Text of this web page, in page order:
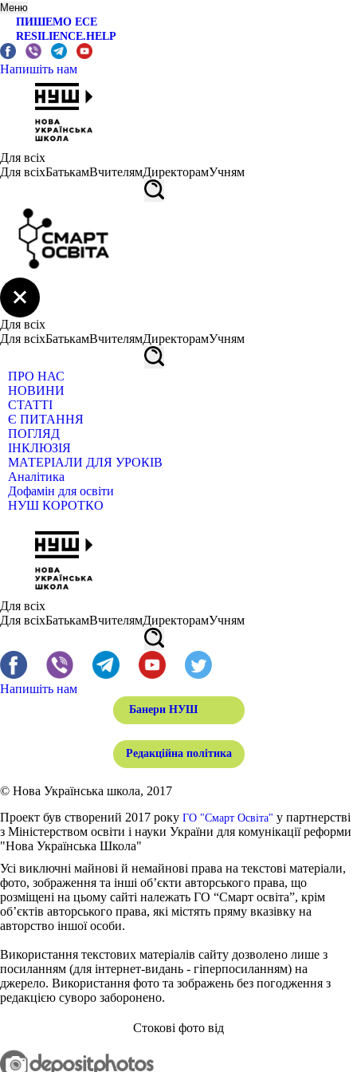
Меню
ПИШЕМО ЕСЕ
RESILIENCE.HELP
Напишіть нам
Для всіх
Для всіхБатькамВчителямДиректорамУчням
Для всіх
Для всіхБатькамВчителямДиректорамУчням
ПРО НАС
НОВИНИ
СТАТТІ
Є ПИТАННЯ
ПОГЛЯД
ІНКЛЮЗІЯ
МАТЕРІАЛИ ДЛЯ УРОКІВ
Аналітика
Дофамін для освіти
НУШ КОРОТКО
Для всіх
Для всіхБатькамВчителямДиректорамУчням
Напишіть нам
Банери НУШ
Редакційна політика
© Нова Українська школа, 2017
Проект був створений 2017 року ГО "Смарт Освіта" у партнерстві
з Міністерством освіти і науки України для комунікації реформи
"Нова Українська Школа"
Усі виключні майнові й немайнові права на текстові матеріали,
фото, зображення та інші об’єкти авторського права, що
розміщені на цьому сайті належать ГО “Смарт освіта”, крім
об’єктів авторського права, які містять пряму вказівку на
авторство іншої особи.
Використання текстових матеріалів сайту дозволено лише з
посиланням (для інтернет-видань - гіперпосиланням) на
джерело. Використання фото та зображень без погодження з
редакцією суворо заборонено.
Стокові фото від